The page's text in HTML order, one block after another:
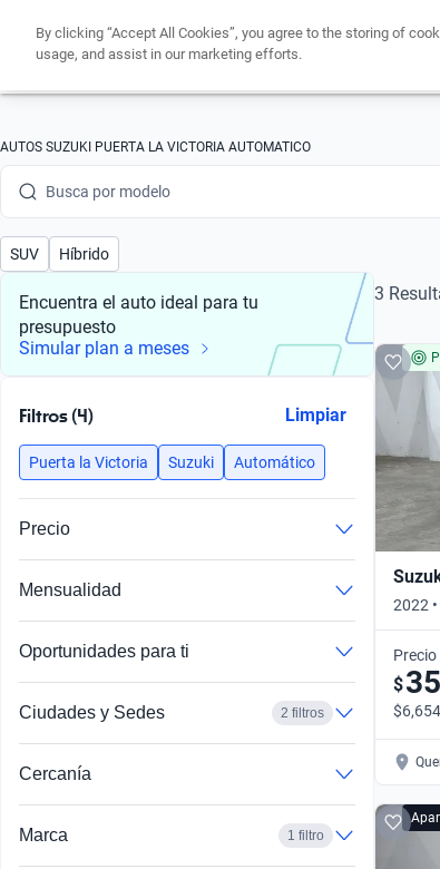
AUTOS SUZUKI PUERTA LA VICTORIA AUTOMATICO
Busca por marca
Busca por modelo
Busca por versión
Busca por marca
Busca por año
SUV Híbrido
Encuentra el auto ideal para tu
presupuesto
Simular plan a meses
Filtros (4) Limpiar
Puerta la Victoria Suzuki Automático
Precio
Mensualidad
Oportunidades para ti
Ciudades y Sedes 2 filtros
Cercanía
Marca 1 filtro
3
2022
$
By clicking “Accept All Cookies”, you agree to the storing of
usage, and assist in our marketing efforts.